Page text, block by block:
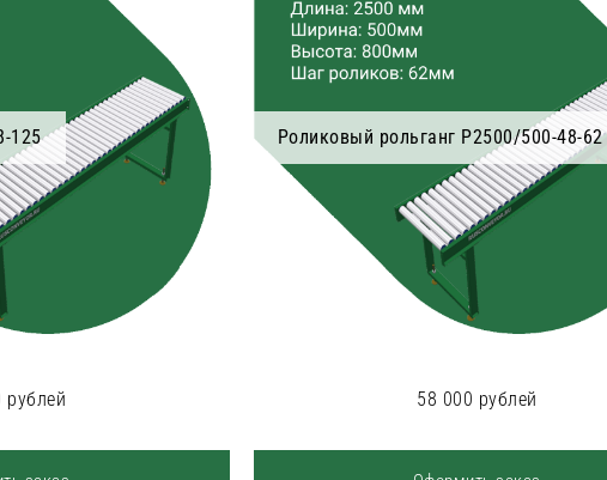
125
рублей
Роликовый рольганг Р2500/500-48-62
58 000 рублей